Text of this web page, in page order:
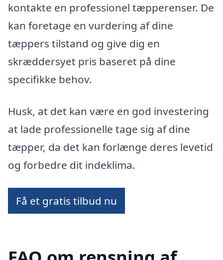
kontakte en professionel tæpperenser. De
kan foretage en vurdering af dine
tæppers tilstand og give dig en
skræddersyet pris baseret på dine
specifikke behov.
Husk, at det kan være en god investering
at lade professionelle tage sig af dine
tæpper, da det kan forlænge deres levetid
og forbedre dit indeklima.
Få et gratis tilbud nu